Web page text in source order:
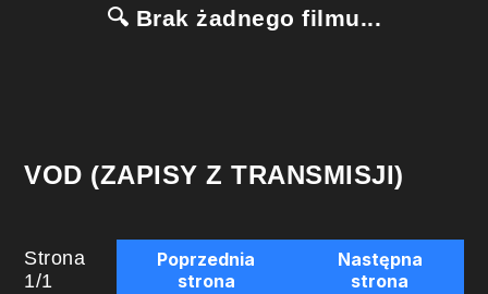
🔍 Brak żadnego filmu...
VOD (ZAPISY Z TRANSMISJI)
Strona
1/1
Poprzednia
strona
Następna
strona